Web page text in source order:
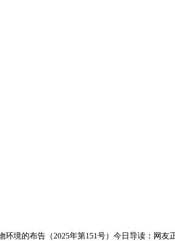
的布告（2025年第151号）今日导读：网友